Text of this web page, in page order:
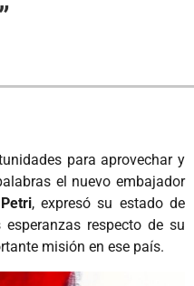
para aprovechar y
el nuevo embajador
, expresó su estado de
respecto de su
misión en ese país.